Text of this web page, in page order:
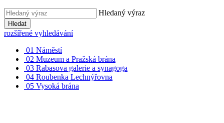
Hledaný výraz
Hledat
rozšířené vyhledávání
01 Náměstí
02 Muzeum a Pražská brána
03 Rabasova galerie a synagoga
04 Roubenka Lechnýřovna
05 Vysoká brána